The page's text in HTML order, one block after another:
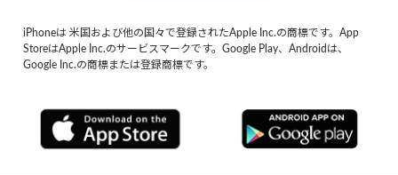
iPhoneは 米国および他の国々で登録されたApple Inc.の商標です。App
StoreはApple Inc.のサービスマークです。Google Play、Androidは、
Google Inc.の商標または登録商標です。